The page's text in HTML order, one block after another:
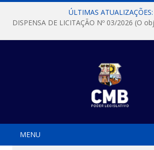
ÚLTIMAS ATUALIZAÇÕES:
MENU